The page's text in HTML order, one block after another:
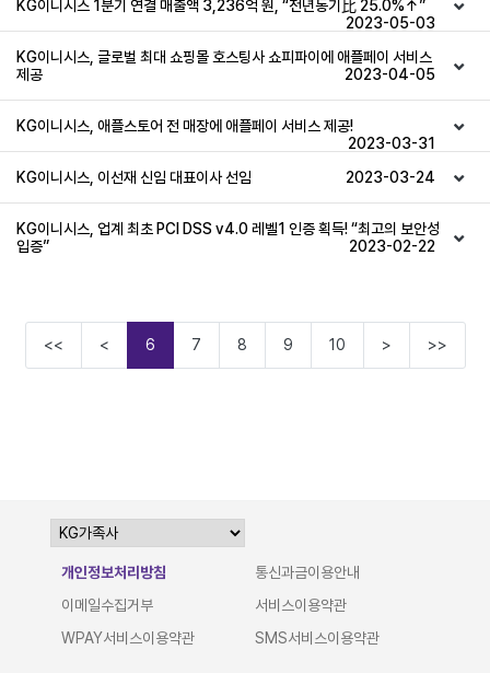
KG이니시스 1분기 연결 매출액 3,236억 원, “전년동기比 25.0%↑”
2023-05-03
KG이니시스, 글로벌 최대 쇼핑몰 호스팅사 쇼피파이에 애플페이 서비스
제공
2023-04-05
KG이니시스, 애플스토어 전 매장에 애플페이 서비스 제공!
2023-03-31
KG이니시스, 이선재 신임 대표이사 선임
2023-03-24
KG이니시스, 업계 최초 PCI DSS v4.0 레벨1 인증 획득! “최고의 보안성
입증”
2023-02-22
<< < 6 7 8 9 10 > >>
개인정보처리방침
통신과금이용안내
이메일수집거부
서비스이용약관
WPAY서비스이용약관
SMS서비스이용약관